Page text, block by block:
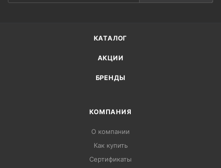
КАТАЛОГ
АКЦИИ
БРЕНДЫ
КОМПАНИЯ
О компании
Как купить
Сертификаты